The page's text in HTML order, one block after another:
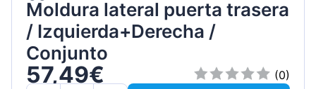
Moldura lateral puerta trasera
/ Izquierda+Derecha /
Conjunto
57,49€
(0)